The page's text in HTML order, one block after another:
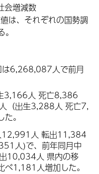
会増減数
は、それぞれの国勢調
は6,268,087人で前月
3,166人 死亡8,386
（出生3,288人 死亡7,
。
12,991人 転出11,384
人)で、前年同月中
10,034人 県内の移
1,181人増加した。